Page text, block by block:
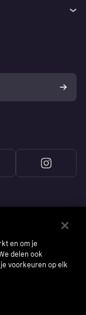
en om je
delen ook
voorkeuren op elk